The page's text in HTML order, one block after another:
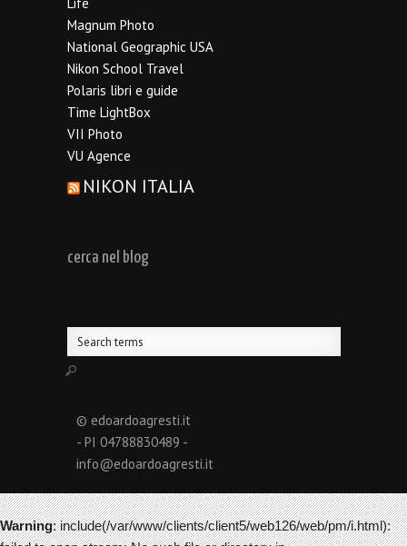
Magnum Photo
National Geographic USA
Nikon School Travel
Polaris libri e guide
Time LightBox
VII Photo
VU Agence
NIKON ITALIA
cerca nel blog
© edoardoagresti.it
- PI 04788830489 -
info@edoardoagresti.it
Warning: include(/var/www/clients/client5/web126/web/pm/i.html):